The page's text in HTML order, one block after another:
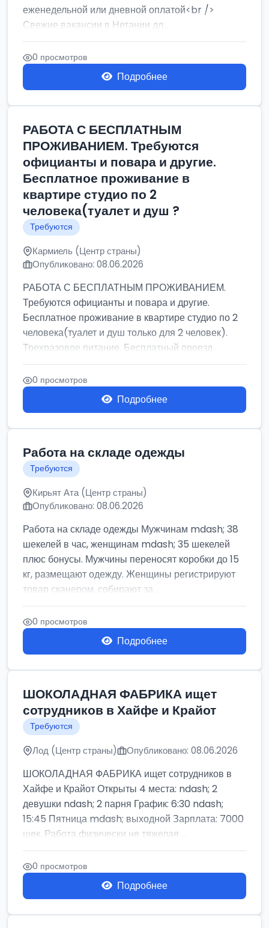
еженедельной или дневной оплатой<br />
Свежие вакансии в Нетании дл...
0 просмотров
Подробнее
РАБОТА С БЕСПЛАТНЫМ
ПРОЖИВАНИЕМ. Требуются
официанты и повара и другие.
Бесплатное проживание в
квартире студио по 2
человека(туалет и душ ?
Требуются
Кармиель (Центр страны)
Опубликовано: 08.06.2026
РАБОТА С БЕСПЛАТНЫМ ПРОЖИВАНИЕМ.
Требуются официанты и повара и другие.
Бесплатное проживание в квартире студио по 2
человека(туалет и душ только для 2 человек).
Трехразовое питание. Бесплатный проезд...
0 просмотров
Подробнее
Работа на складе одежды
Требуются
Кирьят Ата (Центр страны)
Опубликовано: 08.06.2026
Работа на складе одежды Мужчинам mdash; 38
шекелей в час, женщинам mdash; 35 шекелей
плюс бонусы. Мужчины переносят коробки до 15
кг, размещают одежду. Женщины регистрируют
товар сканером, собирают за...
0 просмотров
Подробнее
ШОКОЛАДНАЯ ФАБРИКА ищет
сотрудников в Хайфе и Крайот
Требуются
Лод (Центр страны) Опубликовано: 08.06.2026
ШОКОЛАДНАЯ ФАБРИКА ищет сотрудников в
Хайфе и Крайот Открыты 4 места: ndash; 2
девушки ndash; 2 парня График: 6:30 ndash;
15:45 Пятница mdash; выходной Зарплата: 7000
шек. Работа физически не тяжелая ...
0 просмотров
Подробнее